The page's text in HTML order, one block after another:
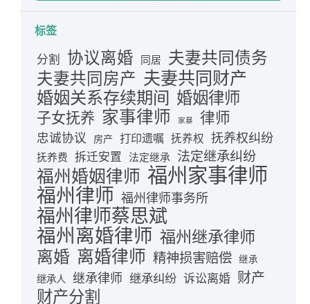
标签
分割 协议离婚 同居 夫妻共同债务
夫妻共同房产 夫妻共同财产
婚姻关系存续期间 婚姻律师
子女抚养 家事律师 家暴 律师
忠诚协议 房产 打印遗嘱 抚养权 抚养权纠纷
抚养费 拆迁安置 法定继承 法定继承纠纷
福州婚姻律师 福州家事律师
福州律师 福州律师事务所
福州律师蔡思斌
福州离婚律师 福州继承律师
离婚 离婚律师 精神损害赔偿 继承
继承人 继承律师 继承纠纷 诉讼离婚 财产
财产分割